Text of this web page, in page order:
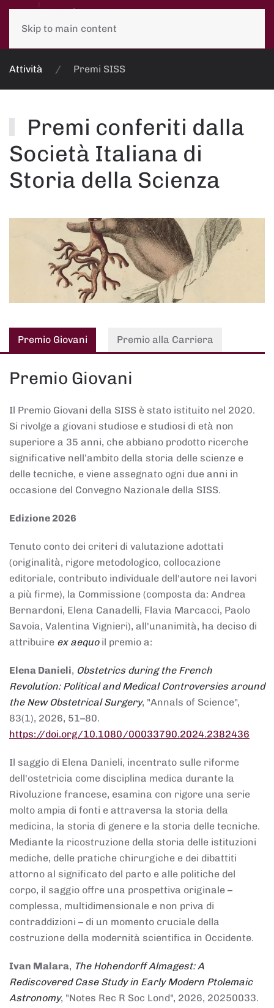
Skip to main content
Attività Premi SISS
Premi conferiti dalla
Società Italiana di
Storia della Scienza
Premio Giovani Premio alla Carriera
Premio Giovani
Il Premio Giovani della SISS è stato istituito nel 2020.
Si rivolge a giovani studiose e studiosi di età non
superiore a 35 anni, che abbiano prodotto ricerche
significative nell’ambito della storia delle scienze e
delle tecniche, e viene assegnato ogni due anni in
occasione del Convegno Nazionale della SISS.
Edizione 2026
Tenuto conto dei criteri di valutazione adottati
(originalità, rigore metodologico, collocazione
editoriale, contributo individuale dell'autore nei lavori
a più firme), la Commissione (composta da: Andrea
Bernardoni, Elena Canadelli, Flavia Marcacci, Paolo
Savoia, Valentina Vignieri), all'unanimità, ha deciso di
attribuire ex aequoil premio a:
Elena Danieli, Obstetrics during the French
Revolution: Political and Medical Controversies around
the New Obstetrical Surgery, "Annals of Science",
83(1), 2026, 51–80.
https://doi.org/10.1080/00033790.2024.2382436
Il saggio di Elena Danieli, incentrato sulle riforme
dell'ostetricia come disciplina medica durante la
Rivoluzione francese, esamina con rigore una serie
molto ampia di fonti e attraversa la storia della
medicina, la storia di genere e la storia delle tecniche.
Mediante la ricostruzione della storia delle istituzioni
mediche, delle pratiche chirurgiche e dei dibattiti
attorno al significato del parto e alle politiche del
corpo, il saggio offre una prospettiva originale –
complessa, multidimensionale e non priva di
contraddizioni – di un momento cruciale della
costruzione della modernità scientifica in Occidente.
Ivan Malara, The Hohendorff Almagest: A
Rediscovered Case Study in Early Modern Ptolemaic
Astronomy, "Notes Rec R Soc Lond", 2026, 20250033.